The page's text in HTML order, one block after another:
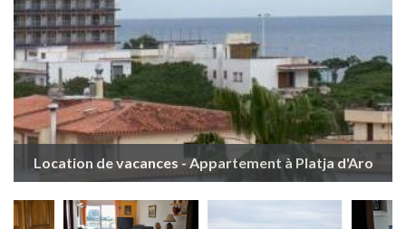
Location de vacances - Appartement à Platja d'Aro